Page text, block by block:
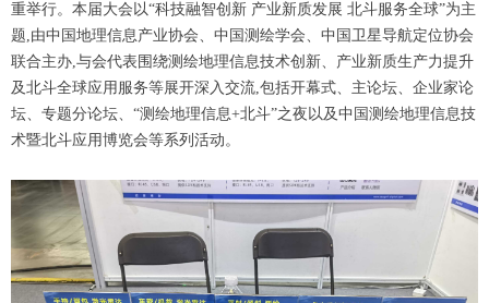
重举行。本届大会以“科技融智创新 产业新质发展 北斗服务全球”为主
题,由中国地理信息产业协会、中国测绘学会、中国卫星导航定位协会
联合主办,与会代表围绕测绘地理信息技术创新、产业新质生产力提升
及北斗全球应用服务等展开深入交流,包括开幕式、主论坛、企业家论
坛、专题分论坛、“测绘地理信息+北斗”之夜以及中国测绘地理信息技
术暨北斗应用博览会等系列活动。